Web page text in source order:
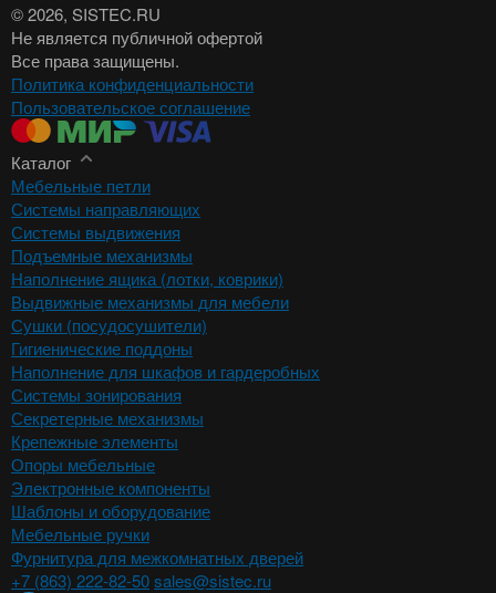
© 2026, SISTEC.RU
Не является публичной офертой
Все права защищены.
Политика конфиденциальности
Пользовательское соглашение
Каталог
Мебельные петли
Системы направляющих
Системы выдвижения
Подъемные механизмы
Наполнение ящика (лотки, коврики)
Выдвижные механизмы для мебели
Сушки (посудосушители)
Гигиенические поддоны
Наполнение для шкафов и гардеробных
Системы зонирования
Секретерные механизмы
Крепежные элементы
Опоры мебельные
Электронные компоненты
Шаблоны и оборудование
Мебельные ручки
Фурнитура для межкомнатных дверей
+7 (863) 222-82-50sales@sistec.ru